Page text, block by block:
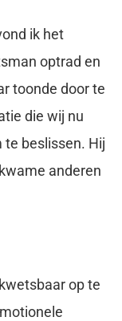
ik het
optrad en
toonde door te
die wij nu
beslissen. Hij
anderen
op te